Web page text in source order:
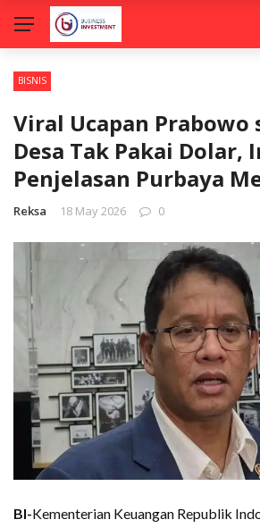
BISNIS
Viral Ucapan Prabowo
Desa Tak Pakai Dolar,
Penjelasan Purbaya
Reksa 18 May 2026 0
BI-Kementerian Keuangan Republik